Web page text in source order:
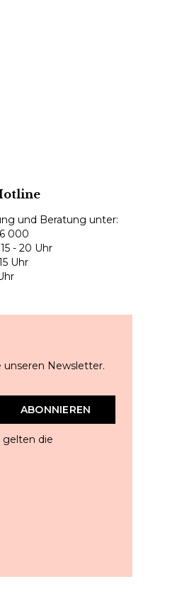
und Beratung unter:
000
- 20 Uhr
Uhr
unseren Newsletter.
ABONNIEREN
gelten die